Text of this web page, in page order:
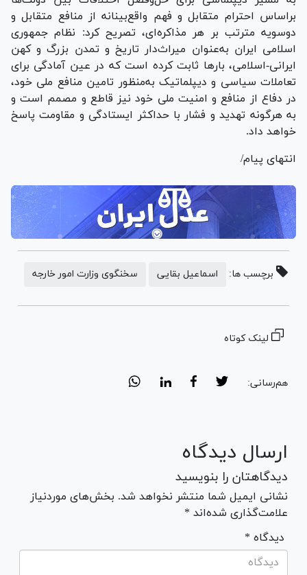
براساس احترام متقابل و فهم واقع‌بینانه از منافع متقابل و
دوسویه مترتب بر هر مذاکره‌ای، تصریح کرد: نظام جمهوری
اسلامی ایران به‌عنوان میراث‌دار تاریخ و تمدن بزرگ و کهن
ایرانی-اسلامی، بار‌ها ثابت کرده است که در عین آمادگی برای
تعاملات سیاسی و دیپلماتیک به‌منظور تامین منافع ملی خود،
در دفاع از منافع و امنیت ملی خود نیز قاطع و مصمم است و
به هرگونه تهدید و فشار با حداکثر ایستادگی و مقاومت پاسخ
خواهد داد.
انتهای پیام/
برچسب ها: اسماعیل بقایی سخنگوی وزارت امور خارجه
لینک کوتاه
هم‌رسانی:
ارسال دیدگاه
دیدگاهتان را بنویسید
نشانی ایمیل شما منتشر نخواهد شد. بخش‌های موردنیاز
علامت‌گذاری شده‌اند *
* دیدگاه